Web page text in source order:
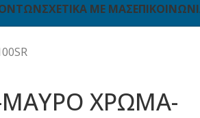
ΣΧΕΤΙΚΑ ΜΕ ΜΑΣ
ΜΑΥΡΟ ΧΡΩΜΑ-